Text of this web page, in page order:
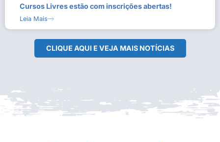
Cursos Livres estão com inscrições abertas!
Leia Mais
CLIQUE AQUI E VEJA MAIS NOTÍCIAS